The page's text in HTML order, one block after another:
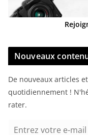
Nouveaux
De nouveaux articles
quotidiennement !
rater.